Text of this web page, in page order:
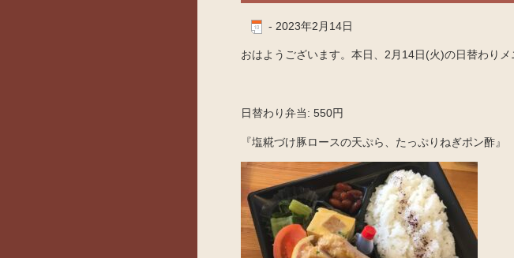
- 2023年2月14日
おはようございます。本日、2月14日(火)の日替わりメ
日替わり弁当: 550円
『塩糀づけ豚ロースの天ぷら、たっぷりねぎポン酢』